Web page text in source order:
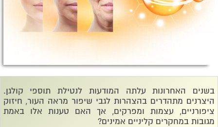
בשנים האחרונות עלתה המודעות לנטילת תוספי קולגן.
היצרנים מתהדרים בהצהרות לגבי שיפור מראה העור, חיזוק
ציפורניים, עצמות ומפרקים, אך האם טענות אלו באמת
מגובות במחקרים קליניים אמינים?